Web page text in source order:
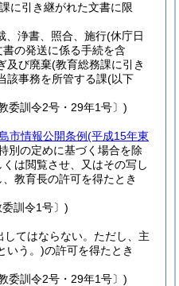
に引き継がれた文書に限
、浄書、照合、施行(休庁日
の発送に係る手続を含
及び廃棄(教育総務課に引き
該事務を所管する課(以下
委訓令2号・29年1号〕)
市情報公開条例(平成15年東
別の定めに基づく場合を除
は閲覧させ、又はその写し
、教育長の許可を得たとき
訓令1号〕)
てはならない。 ただし、主
いう。)の許可を得たとき
委訓令2号・29年1号〕)